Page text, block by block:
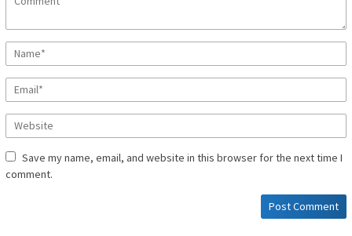
Save my name, email, and website in this browser for the next time I
comment.